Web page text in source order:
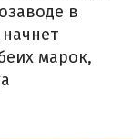
в
марок,